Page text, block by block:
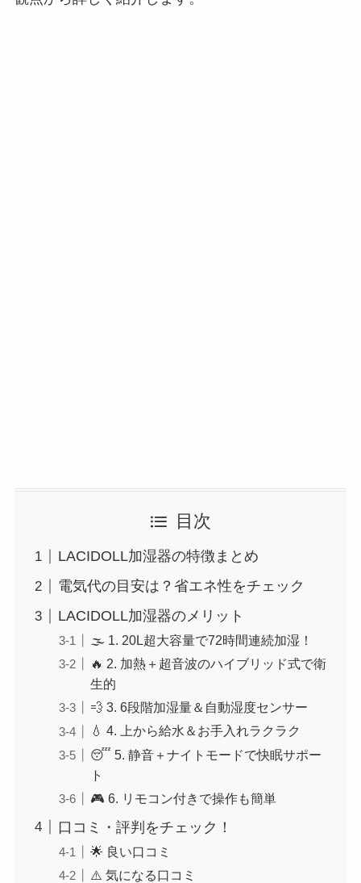
目次
LACIDOLL加湿器の特徴まとめ
電気代の目安は？省エネ性をチェック
LACIDOLL加湿器のメリット
🌫️ 1. 20L超大容量で72時間連続加湿！
🔥 2. 加熱＋超音波のハイブリッド式で衛
生的
💨 3. 6段階加湿量＆自動湿度センサー
💧 4. 上から給水＆お手入れラクラク
😴 5. 静音＋ナイトモードで快眠サポー
ト
🎮 6. リモコン付きで操作も簡単
口コミ・評判をチェック！
🌟 良い口コミ
⚠️ 気になる口コミ